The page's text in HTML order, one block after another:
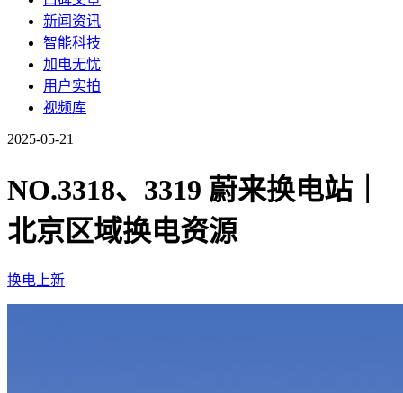
新闻资讯
智能科技
加电无忧
用户实拍
视频库
2025-05-21
NO.3318、3319 蔚来换电站｜
北京区域换电资源
换电上新